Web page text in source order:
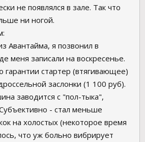
не появлялся в зале. Так что
ни ногой.
Авантайма, я позвонил в
меня записали на воскресенье.
гарантии стартер (втягивающее)
заслонки (1 100 руб).
заводится с "пол-тыка",
- стал меньше
на холостых (некоторое время
что уж больно вибрирует